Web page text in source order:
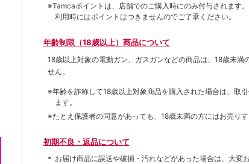
※Tamcaポイントは、店舗でのご購⼊時にのみ付与されます
利用時にはポイントはつきませんのでご了承ください。
年齢制限（18歳以上）商品について
18歳以上対象の電動ガン、ガスガンなどの商品は、18歳未満
せん。
※年齢を詐称して18歳以上対象商品を購入された場合は、取
ます。
※たとえ保護者の同意があっても、18歳未満の方にはお売りす
初期不良・返品について
お届け商品に誤送や破損・汚れなどがあった場合は、大変